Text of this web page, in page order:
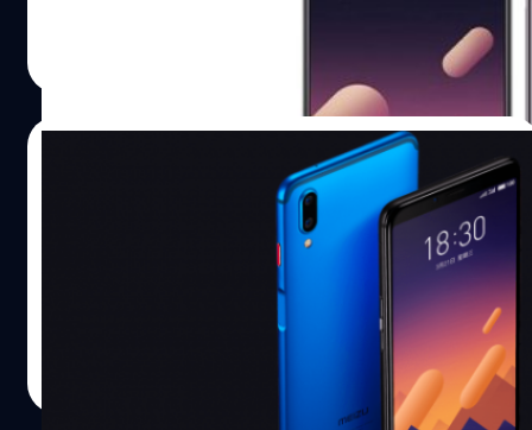
Exynos 8895 ด้วยการรันผ่าน AnTuTu และ Meizu 15 ก็ทราบ
ว่าใช้ชิปของ Snapdragon ทั้ง 660 และ 635 และนี่จะเป็นครั้ง
แรกที่ Meizu 15 Plus ที่จะได้รันผ่าน Geekbench และเมื่อรัน
ออกมาแล้วก็พบว่าข้อมูลของชิปที่ใช้นั้นยังไม่ชัดเจน แต่คาด
ว่าอาจเป็น Exynos 8895 ตัวเดียวกับที่ใช่ใน Samsung
Galaxy S8 ครับ ส่วนขนาดของแรมนั้นให้ผลแบบเดียวกัน
กับ AnTuTu ก็คือ 6GB นั่นเอง อ้างอิง
Meizu E3 เปิดตัวอย่างเป็นทางการ: สเปคดี,
กล้องคู่, ราคาถูกเหลือเชื่อ
Meizu ยังคงจัดการให้สามาร์ทโฟนราคาถูกเช่นเดิม